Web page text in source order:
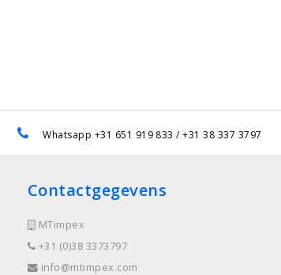
Whatsapp +31 651 919 833 / +31 38 337 3797
Contactgegevens
MTimpex
+31 (0)38 3373797
info@mtimpex.com